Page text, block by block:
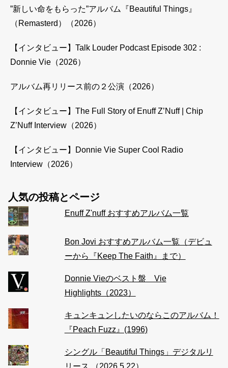
”新しい命をもらった”アルバム『Beautiful Things』
（Remasterd）（2026）
【インタビュー】Talk Louder Podcast Episode 302 :
Donnie Vie（2026）
アルバム再リリース前の２公演（2026）
【インタビュー】The Full Story of Enuff Z’Nuff | Chip
Z’Nuff Interview（2026）
【インタビュー】Donnie Vie Super Cool Radio
Interview（2026）
人気の投稿とページ
Enuff Z'nuff おすすめアルバム一覧
Bon Jovi おすすめアルバム一覧（デビュ
ーから『Keep The Faith』まで）
Donnie Vieのベスト盤 Vie
Highlights（2023）
キュンキュンしたいのならこのアルバム！
『Peach Fuzz』(1996)
シングル「Beautiful Things」デジタルリ